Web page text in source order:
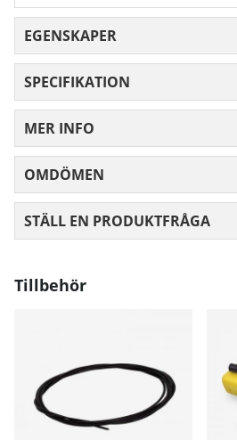
EGENSKAPER
SPECIFIKATION
MER INFO
OMDÖMEN
STÄLL EN PRODUKTFRÅGA
Tillbehör